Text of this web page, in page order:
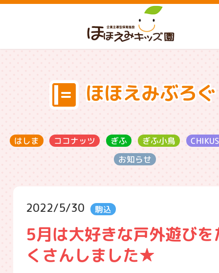
ほほえみぶろぐ
はしま ココナッツ ぎふ ぎふ小鳥
お知らせ
2022/5/30 駒込
5月は大好きな戸外遊びを
くさんしました★